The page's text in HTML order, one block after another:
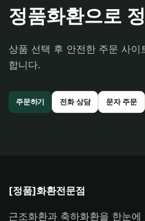
정품화환으로
상품 선택 후 안전한 주문 사이
합니다.
주문하기 전화 상담 문자 주문
[정품]화환전문점
근조화환과 축하화환을 한눈